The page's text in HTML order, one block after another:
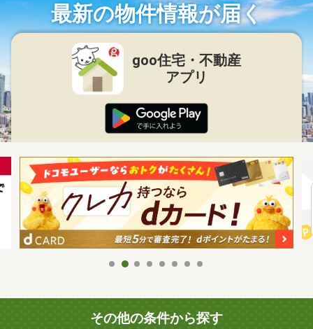
最新の物件情報が届く
goo住宅・不動産
アプリ
その他の条件から探す